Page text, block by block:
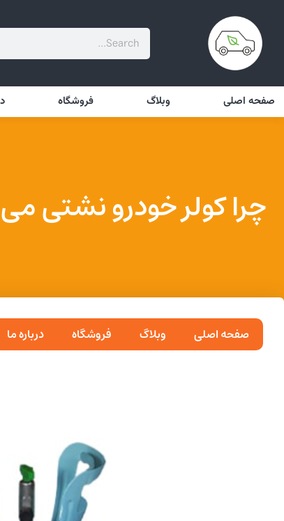
صفحه اصلی وبلاگ فروشگاه
ورود
چرا کولر خودرو نشتی
صفحه اصلی وبلاگ فروشگاه درباره ما